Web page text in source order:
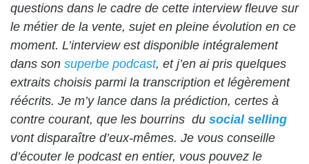
questions dans le cadre de cette interview fleuve sur
le métier de la vente, sujet en pleine évolution en ce
moment. L’interview est disponible intégralement
dans son superbe podcast, et j’en ai pris quelques
extraits choisis parmi la transcription et légèrement
réécrits. Je m’y lance dans la prédiction, certes à
contre courant, que les bourrins du social selling
vont disparaître d’eux-mêmes. Je vous conseille
d’écouter le podcast en entier, vous pouvez le